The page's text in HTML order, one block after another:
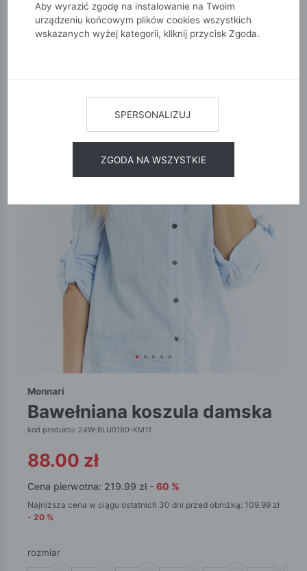
Monnari
bawełniana koszula damska
kod produktu: 24W-BLU0180-KM11
88.00 zł
Cena pierwotna: 219.99 zł - 60 %
Najniższa cena w ciągu ostatnich 30 dni przed obniżką: 109.99 zł
- 20 %
rozmiar
Aby wyrazić zgodę na instalowanie na Twoim
urządzeniu końcowym plików cookies wszystkich
wskazanych wyżej kategorii, kliknij przycisk Zgoda.
SPERSONALIZUJ
ZGODA NA WSZYSTKIE